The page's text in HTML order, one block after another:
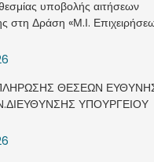
υποβολής αιτήσεων
στη Δράση «Μ.Ι.
ΘΕΣΕΩΝ
ΥΠΟΥΡΓΕΙΟΥ